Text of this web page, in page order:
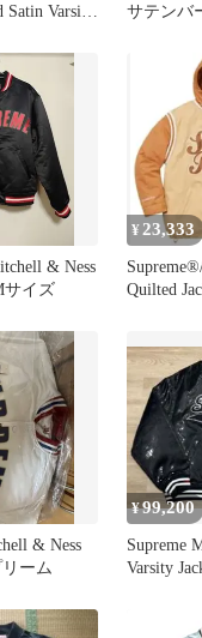
Varsity
ン シュプリ
L
サテンバ
& Ness
イズ
¥ 23,333
Quilted
& Ness
ーム
¥99,200
Supreme
Varsity